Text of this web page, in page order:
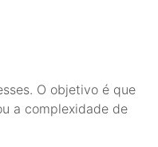
O objetivo é que
a complexidade de